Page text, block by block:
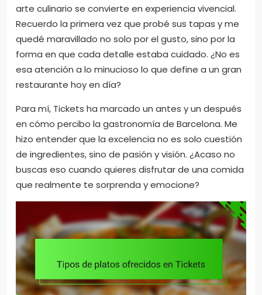
arte culinario se convierte en experiencia vivencial.
Recuerdo la primera vez que probé sus tapas y me
quedé maravillado no solo por el gusto, sino por la
forma en que cada detalle estaba cuidado. ¿No es
esa atención a lo minucioso lo que define a un gran
restaurante hoy en día?
Para mí, Tickets ha marcado un antes y un después
en cómo percibo la gastronomía de Barcelona. Me
hizo entender que la excelencia no es solo cuestión
de ingredientes, sino de pasión y visión. ¿Acaso no
buscas eso cuando quieres disfrutar de una comida
que realmente te sorprenda y emocione?